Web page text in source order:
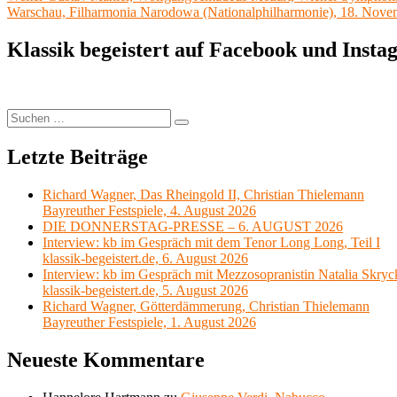
Beitrag:
Warschau, Filharmonia Narodowa (Nationalphilharmonie), 18.
Klassik begeistert auf Facebook und
Suchen
nach:
Suchen
Letzte Beiträge
Richard Wagner, Das Rheingold II, Christian Thielemann
Bayreuther Festspiele, 4. August 2026
DIE DONNERSTAG-PRESSE – 6. AUGUST 2026
Interview: kb im Gespräch mit dem Tenor Long Long, Teil I
klassik-begeistert.de, 6. August 2026
Interview: kb im Gespräch mit Mezzosopranistin Natalia
klassik-begeistert.de, 5. August 2026
Richard Wagner, Götterdämmerung, Christian Thielemann
Bayreuther Festspiele, 1. August 2026
Neueste Kommentare